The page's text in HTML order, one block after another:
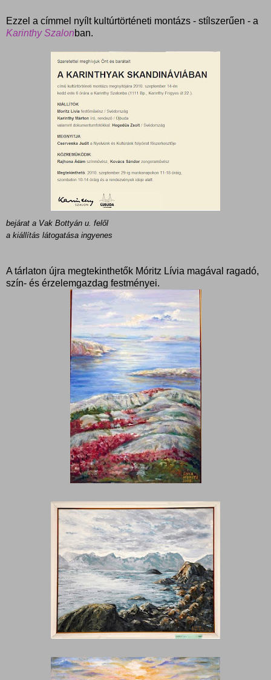
Ezzel a címmel nyílt kultúrtörténeti montázs - stílszerűen - a
Karinthy Szalonban.
bejárat a Vak Bottyán u. felől
a kiállítás látogatása ingyenes
A tárlaton újra megtekinthetők Móritz Lívia magával ragadó,
szín- és érzelemgazdag festményei.